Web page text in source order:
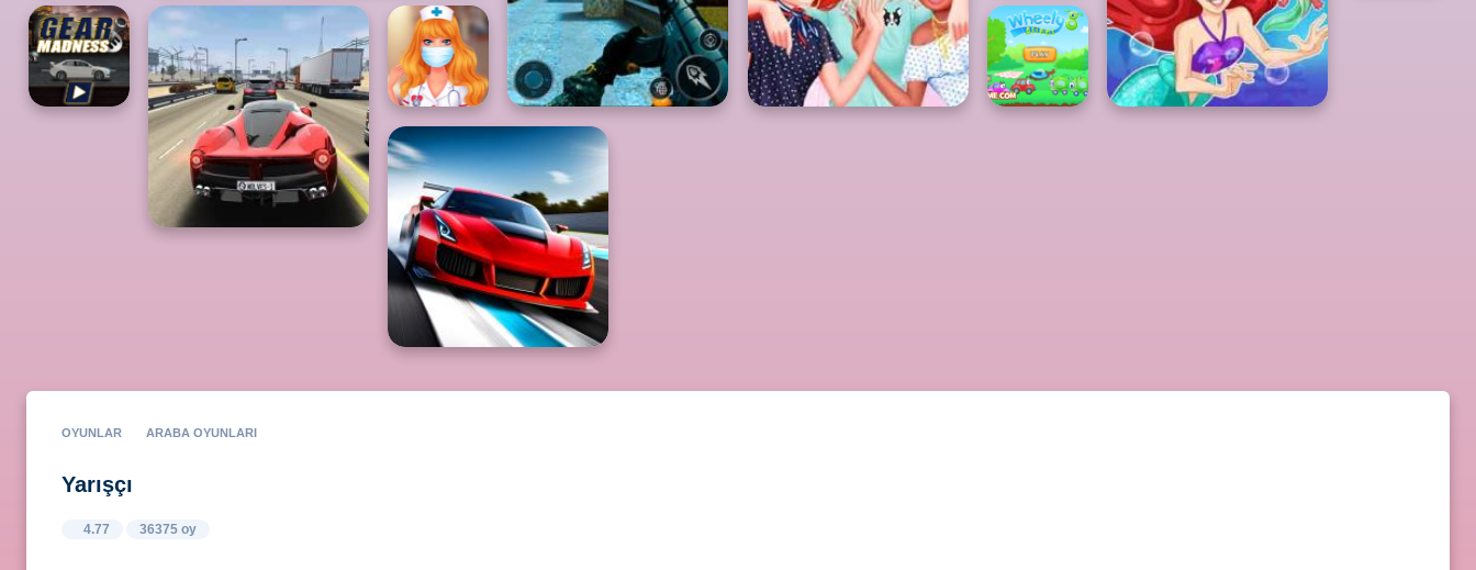
OYUNLAR ARABA OYUNLARI
Yarışçı
4.77 36375 oy